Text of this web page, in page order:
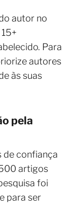
autor no
Para
autores
às suas
pela
de confiança
artigos
foi
para ser